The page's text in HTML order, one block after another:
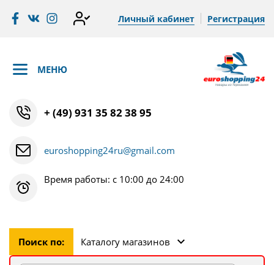
Личный кабинет Регистрация
МЕНЮ
+ (49) 931 35 82 38 95
euroshopping24ru@gmail.com
Время работы: с 10:00 до 24:00
Поиск по: Каталогу магазинов